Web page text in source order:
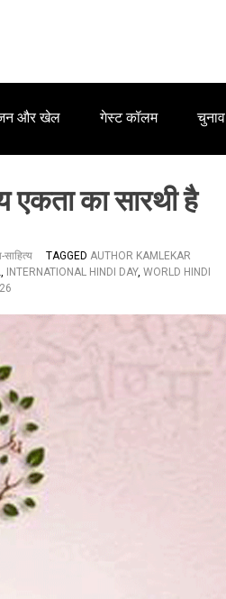
और खेल गेस्ट कॉलम चुनाव
एकता का सारथी है
TAGGED AUTHOR KAMLEKAR
, INTERNATIONAL HINDI DAY, WORLD HINDI